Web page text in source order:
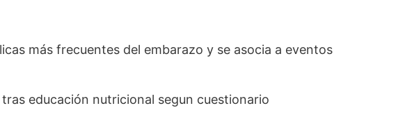
más frecuentes del embarazo y se asocia a eventos
educación nutricional segun cuestionario